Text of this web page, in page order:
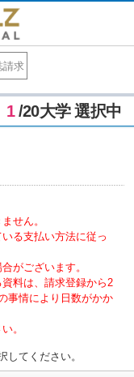
請求
1 /20大学 選択中
せん。
る支払い方法に従っ
がございます。
料は、請求登録から2
事情により日数がかか
。
してください。